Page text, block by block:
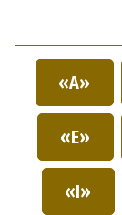
«A»
«E»
«I»